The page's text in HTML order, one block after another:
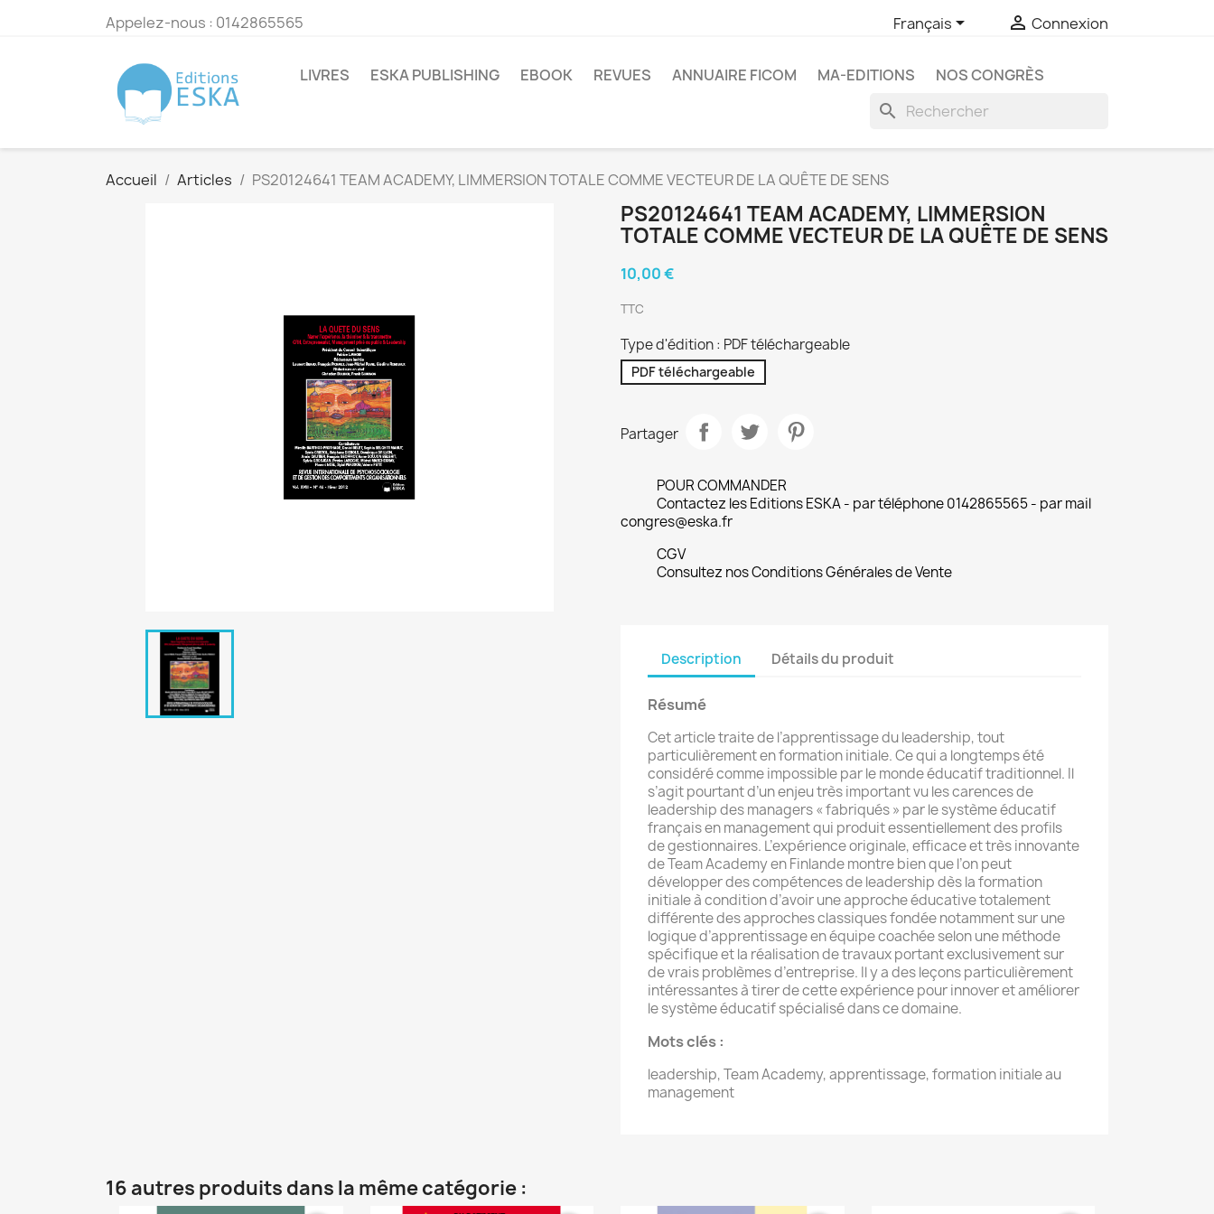
Appelez-nous : 0142865565 Français  Connexion
LIVRES ESKA PUBLISHING EBOOK REVUES ANNUAIRE FICOM MA-EDITIONS NOS CONGRÈS
search
Accueil Articles PS20124641 TEAM ACADEMY, LIMMERSION TOTALE COMME VECTEUR DE LA QUÊTE DE SENS
PS20124641 TEAM ACADEMY, LIMMERSION
TOTALE COMME VECTEUR DE LA QUÊTE DE SENS
10,00 €
TTC
Type d'édition : PDF téléchargeable
PDF téléchargeable
Partager
POUR COMMANDER
Contactez les Editions ESKA - par téléphone 0142865565 - par mail
congres@eska.fr
CGV
Consultez nos Conditions Générales de Vente
Description Détails du produit
Résumé
Cet article traite de l’apprentissage du leadership, tout
particulièrement en formation initiale. Ce qui a longtemps été
considéré comme impossible par le monde éducatif traditionnel. Il
s’agit pourtant d’un enjeu très important vu les carences de
leadership des managers « fabriqués » par le système éducatif
français en management qui produit essentiellement des profils
de gestionnaires. L’expérience originale, efficace et très innovante
de Team Academy en Finlande montre bien que l’on peut
développer des compétences de leadership dès la formation
initiale à condition d’avoir une approche éducative totalement
différente des approches classiques fondée notamment sur une
logique d’apprentissage en équipe coachée selon une méthode
spécifique et la réalisation de travaux portant exclusivement sur
de vrais problèmes d’entreprise. Il y a des leçons particulièrement
intéressantes à tirer de cette expérience pour innover et améliorer
le système éducatif spécialisé dans ce domaine.
Mots clés :
leadership, Team Academy, apprentissage, formation initiale au
management
16 autres produits dans la même catégorie :